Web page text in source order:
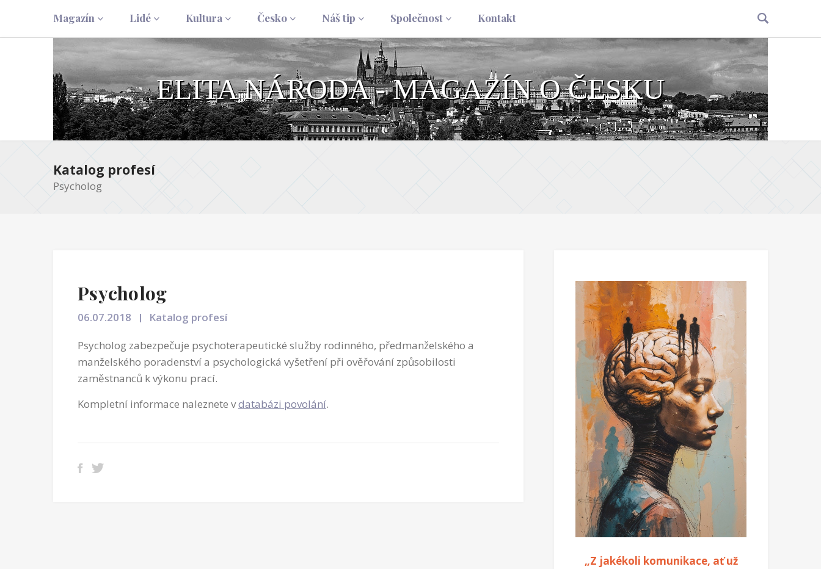
Magazín Lidé Kultura Česko Náš tip Společnost Kontakt
ELITA NÁRODA - MAGAZÍN O ČESKU
Katalog profesí
Psycholog
Psycholog
06.07.2018
Katalog profesí
Psycholog zabezpečuje psychoterapeutické služby rodinného, předmanželského a
manželského poradenství a psychologická vyšetření při ověřování způsobilosti
zaměstnanců k výkonu prací.
Kompletní informace naleznete vdatabázi povolání.
„Z jakékoli komunikace, ať už